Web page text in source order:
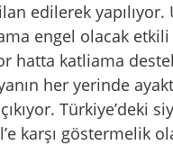
edilerek yapılıyor.
engel olacak
hatta katliama
her yerinde
Türkiye’deki
karşı göstermelik